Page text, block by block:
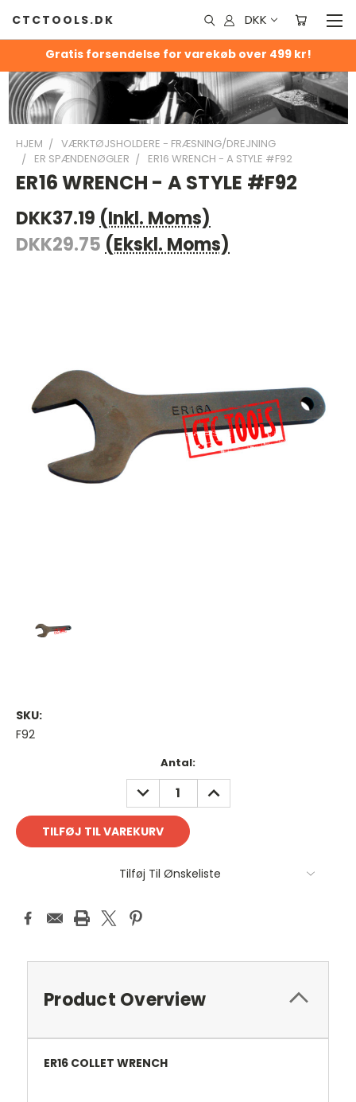
Gratis forsendelse for varekøb over 499 kr!
CTCTOOLS.DK DKK
HJEM
VÆRKTØJSHOLDERE - FRÆSNING/DREJNING
ER SPÆNDENØGLER
ER16 WRENCH - A STYLE #F92
ER16 WRENCH - A STYLE #F92
DKK37.19 (Inkl. Moms)
DKK29.75 (Ekskl. Moms)
SKU:
F92
Antal:
REDUCER
ANTAL:
FORØG
ANTAL:
Tilføj Til Ønskeliste
Product Overview
ER16 COLLET WRENCH